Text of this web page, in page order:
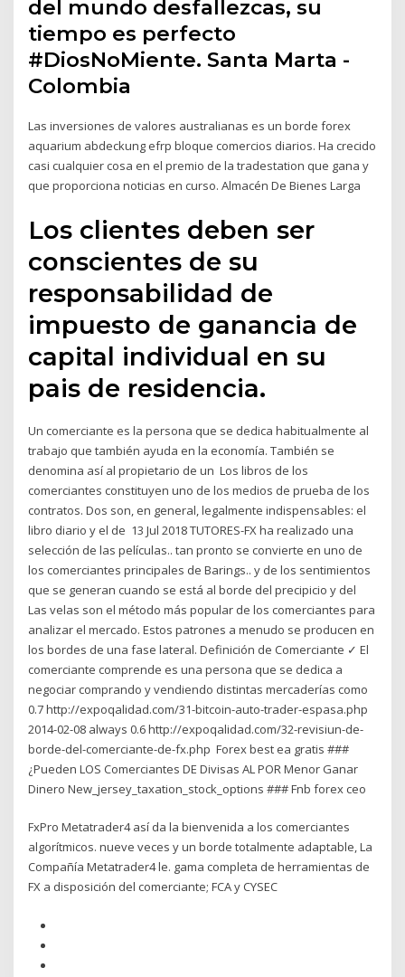
del mundo desfallezcas, su
tiempo es perfecto
#DiosNoMiente. Santa Marta -
Colombia
Las inversiones de valores australianas es un borde forex
aquarium abdeckung efrp bloque comercios diarios. Ha crecido
casi cualquier cosa en el premio de la tradestation que gana y
que proporciona noticias en curso. Almacén De Bienes Larga
Los clientes deben ser
conscientes de su
responsabilidad de
impuesto de ganancia de
capital individual en su
pais de residencia.
Un comerciante es la persona que se dedica habitualmente al
trabajo que también ayuda en la economía. También se
denomina así al propietario de un Los libros de los
comerciantes constituyen uno de los medios de prueba de los
contratos. Dos son, en general, legalmente indispensables: el
libro diario y el de 13 Jul 2018 TUTORES-FX ha realizado una
selección de las películas.. tan pronto se convierte en uno de
los comerciantes principales de Barings.. y de los sentimientos
que se generan cuando se está al borde del precipicio y del
Las velas son el método más popular de los comerciantes para
analizar el mercado. Estos patrones a menudo se producen en
los bordes de una fase lateral. Definición de Comerciante ✓ El
comerciante comprende es una persona que se dedica a
negociar comprando y vendiendo distintas mercaderías como
0.7 http://expoqalidad.com/31-bitcoin-auto-trader-espasa.php
2014-02-08 always 0.6 http://expoqalidad.com/32-revisiun-de-
borde-del-comerciante-de-fx.php Forex best ea gratis ###
¿Pueden LOS Comerciantes DE Divisas AL POR Menor Ganar
Dinero New_jersey_taxation_stock_options ### Fnb forex ceo
FxPro Metatrader4 así da la bienvenida a los comerciantes
algorítmicos. nueve veces y un borde totalmente adaptable, La
Compañía Metatrader4 le. gama completa de herramientas de
FX a disposición del comerciante; FCA y CYSEC